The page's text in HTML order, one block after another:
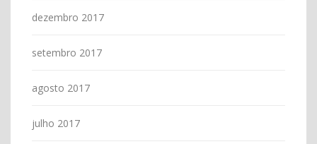
dezembro 2017
setembro 2017
agosto 2017
julho 2017